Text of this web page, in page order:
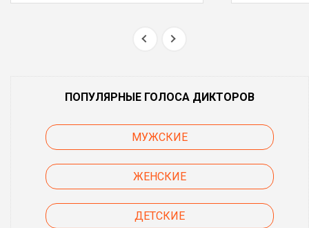
ПОПУЛЯРНЫЕ ГОЛОСА ДИКТОРОВ
МУЖСКИЕ
ЖЕНСКИЕ
ДЕТСКИЕ